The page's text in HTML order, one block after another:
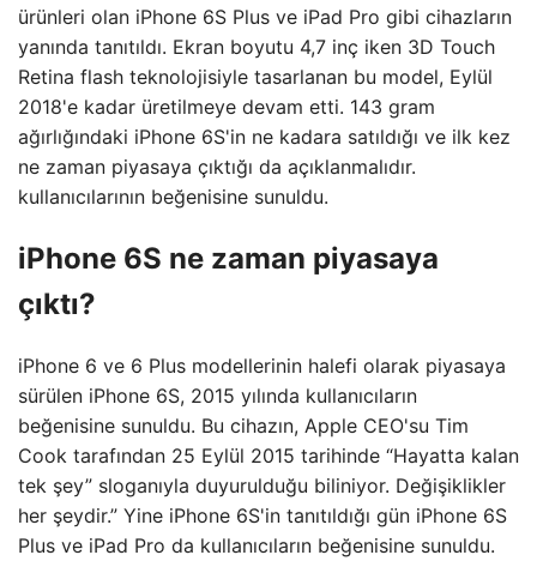
ürünleri olan iPhone 6S Plus ve iPad Pro gibi cihazların
yanında tanıtıldı. Ekran boyutu 4,7 inç iken 3D Touch
Retina flash teknolojisiyle tasarlanan bu model, Eylül
2018'e kadar üretilmeye devam etti. 143 gram
ağırlığındaki iPhone 6S'in ne kadara satıldığı ve ilk kez
ne zaman piyasaya çıktığı da açıklanmalıdır.
kullanıcılarının beğenisine sunuldu.
iPhone 6S ne zaman piyasaya
çıktı?
iPhone 6 ve 6 Plus modellerinin halefi olarak piyasaya
sürülen iPhone 6S, 2015 yılında kullanıcıların
beğenisine sunuldu. Bu cihazın, Apple CEO'su Tim
Cook tarafından 25 Eylül 2015 tarihinde “Hayatta kalan
tek şey” sloganıyla duyurulduğu biliniyor. Değişiklikler
her şeydir.” Yine iPhone 6S'in tanıtıldığı gün iPhone 6S
Plus ve iPad Pro da kullanıcıların beğenisine sunuldu.